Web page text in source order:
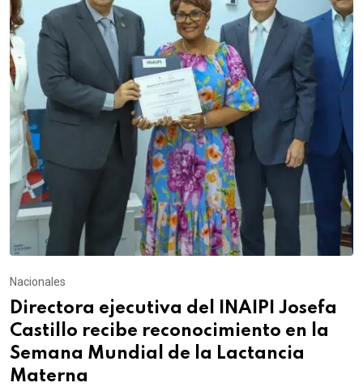
Nacionales
Directora ejecutiva del INAIPI Josefa
Castillo recibe reconocimiento en la
Semana Mundial de la Lactancia
Materna